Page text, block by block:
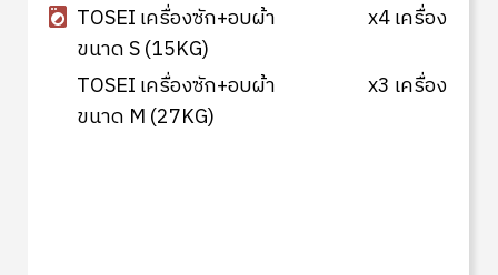
TOSEI เครื่องซัก+อบผ้า
ขนาด S (15KG)
x4 เครื่อง
TOSEI เครื่องซัก+อบผ้า
ขนาด M (27KG)
x3 เครื่อง